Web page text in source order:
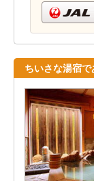
ちいさな湯宿